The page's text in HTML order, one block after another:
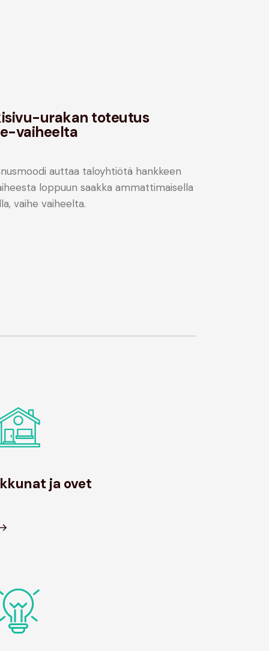
urakan toteutus
vaiheelta
auttaa taloyhtiötä hankkeen
loppuun saakka ammattimaisella
vaihe vaiheelta.
ja ovet